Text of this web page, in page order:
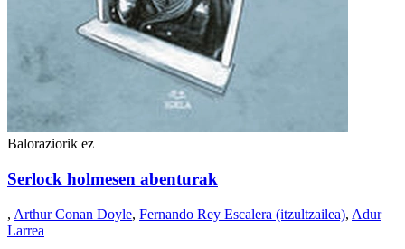
Baloraziorik ez
Serlock holmesen abenturak
, Arthur Conan Doyle, Fernando Rey Escalera (itzultzailea), Adur
Larrea